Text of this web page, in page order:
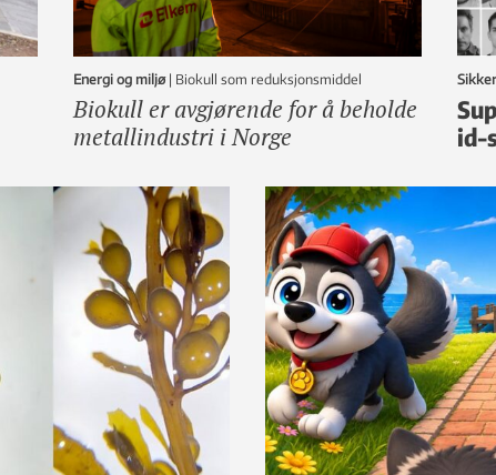
Energi og miljø | Biokull som reduksjonsmiddel
Biokull er avgjørende for å beholde
metallindustri i Norge
id-